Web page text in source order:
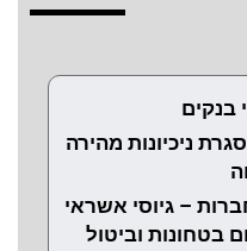
בנקים
ניכיונות מהירה
– גיוסי אשראי
בטחונות וביטול